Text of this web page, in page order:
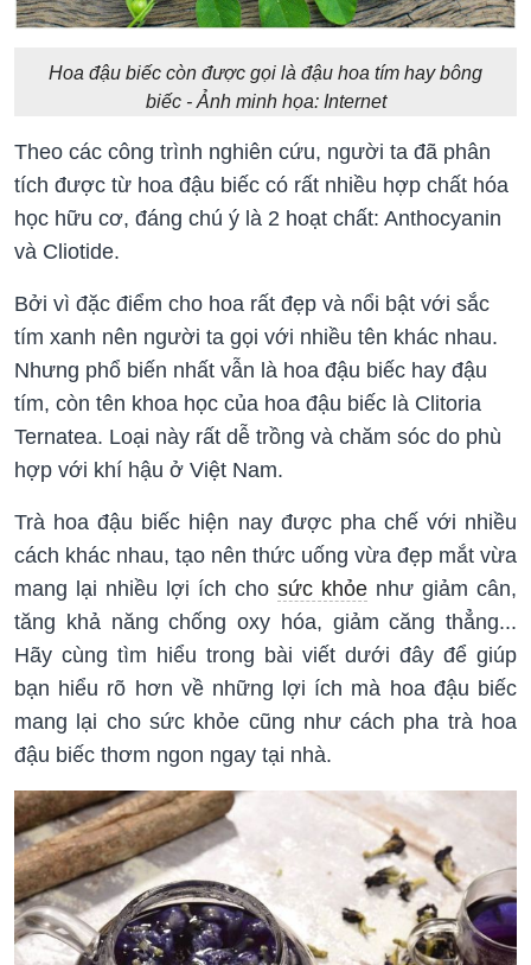
Hoa đậu biếc còn được gọi là đậu hoa tím hay bông
biếc - Ảnh minh họa: Internet
Theo các công trình nghiên cứu, người ta đã phân
tích được từ hoa đậu biếc có rất nhiều hợp chất hóa
học hữu cơ, đáng chú ý là 2 hoạt chất: Anthocyanin
và Cliotide.
Bởi vì đặc điểm cho hoa rất đẹp và nổi bật với sắc
tím xanh nên người ta gọi với nhiều tên khác nhau.
Nhưng phổ biến nhất vẫn là hoa đậu biếc hay đậu
tím, còn tên khoa học của hoa đậu biếc là Clitoria
Ternatea. Loại này rất dễ trồng và chăm sóc do phù
hợp với khí hậu ở Việt Nam.
Trà hoa đậu biếc hiện nay được pha chế với nhiều
cách khác nhau, tạo nên thức uống vừa đẹp mắt vừa
mang lại nhiều lợi ích cho sức khỏe như giảm cân,
tăng khả năng chống oxy hóa, giảm căng thẳng...
Hãy cùng tìm hiểu trong bài viết dưới đây để giúp
bạn hiểu rõ hơn về những lợi ích mà hoa đậu biếc
mang lại cho sức khỏe cũng nhưcách pha trà hoa
đậu biếc thơm ngon ngay tại nhà.